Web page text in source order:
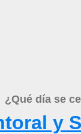
¿Qué día se
y